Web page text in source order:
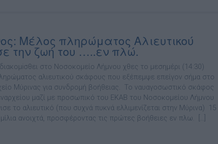
Μέλος πληρώματος Αλιευτικού
την ζωή του …..εν πλώ.
στο Νοσοκομείο Λήμνου χθες το μεσημέρι (14:30)
αλιευτικού σκάφους που εξέπεμψε επείγον σήμα στο
Μύρινας για συνδρομή βοήθειας. Το ναυαγοσωστικό σκάφος
μαζί με προσωπικό του ΕΚΑΒ του Νοσοκομείου Λήμνου
το αλιευτικό (που συχνά πυκνά ελλιμενίζεται στην Μύρινα) 15
ανοιχτά, προσφέροντας τις πρώτες βοήθειες εν πλω. […]